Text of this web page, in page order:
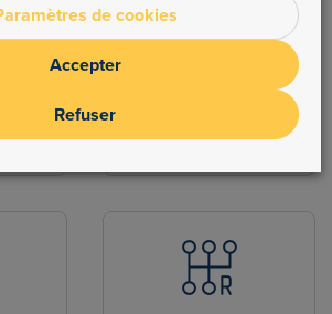
Moteur
de cookies
Accepter
Refuser